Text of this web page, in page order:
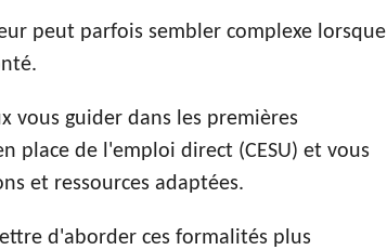
peut parfois sembler complexe lorsque
vous guider dans les premières
place de l'emploi direct (CESU) et vous
et ressources adaptées.
d'aborder ces formalités plus